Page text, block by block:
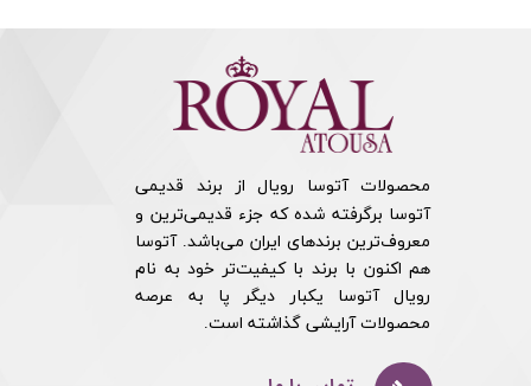
محصولات آتوسا رویال از برند قدیمی
آتوسا برگرفته شده که جزء قدیمی‌ترین و
معروف‌ترین برندهای ایران می‌باشد. آتوسا
هم اکنون با برند با کیفیت‌تر خود به نام
رویال آتوسا یکبار دیگر پا به عرصه
محصولات آرایشی گذاشته است.​​​​​​​